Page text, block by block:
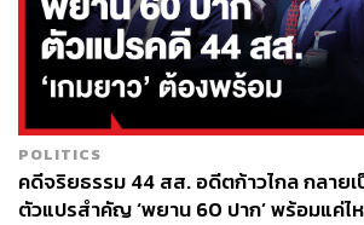
นอกจากนี้ พ.ต.อ. ทวี สอดส่อง ส.ส. บัญชี
ประชาชาติ ย้ำตรงกันว่า ฝ่ายค้านห่วงเรื่
ใช้เสียงรัฐสภาเห็นชอบ 500 คน ทั้งนี้ในชั้
ในแปรญัตติไว้ ต้องมาชั่งน้ำหนักกันดู
POLITICS
คดีจริยธรรม 44 สส. อดีตก้าวไกล กลายเป็
ตัวแปรสำคัญ ‘พยาน 60 ปาก’ พร้อมแค่ไ